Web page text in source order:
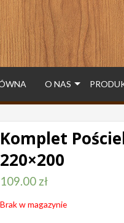
O NAS
Komplet
220×200
109.00 zł
Brak w magazynie